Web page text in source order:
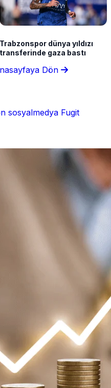
Trabzonspor dünya yıldızı
transferinde gaza bastı
Dön
sosyalmedya Fugit